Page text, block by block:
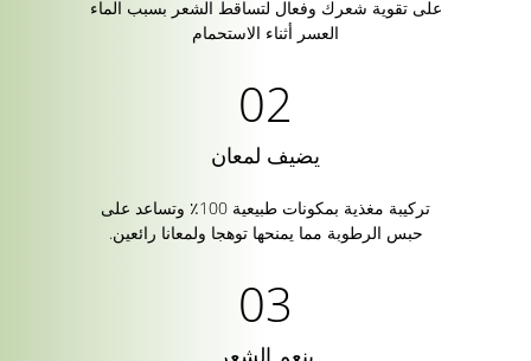
على تقوية شعرك وفعال لتساقط الشعر بسبب الماء
العسر أثناء الاستحمام
يضيف لمعان
تركيبة مغذية بمكونات طبيعية 100٪ وتساعد على
حبس الرطوبة مما يمنحها توهجا ولمعانا رائعين.